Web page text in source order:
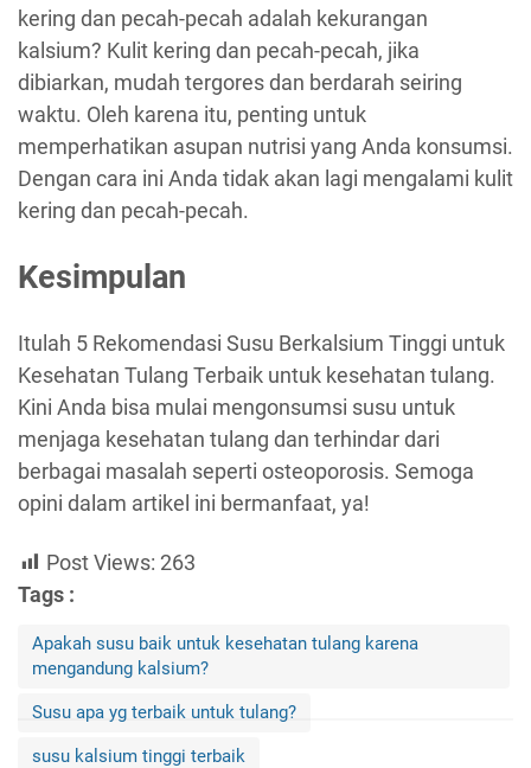
kering dan pecah-pecah adalah kekurangan
kalsium? Kulit kering dan pecah-pecah, jika
dibiarkan, mudah tergores dan berdarah seiring
waktu. Oleh karena itu, penting untuk
memperhatikan asupan nutrisi yang Anda konsumsi.
Dengan cara ini Anda tidak akan lagi mengalami kulit
kering dan pecah-pecah.
Kesimpulan
Itulah 5 Rekomendasi Susu Berkalsium Tinggi untuk
Kesehatan Tulang Terbaik untuk kesehatan tulang.
Kini Anda bisa mulai mengonsumsi susu untuk
menjaga kesehatan tulang dan terhindar dari
berbagai masalah seperti osteoporosis. Semoga
opini dalam artikel ini bermanfaat, ya!
Post Views: 263
Tags :
Apakah susu baik untuk kesehatan tulang karena
mengandung kalsium?
Susu apa yg terbaik untuk tulang?
susu kalsium tinggi terbaik